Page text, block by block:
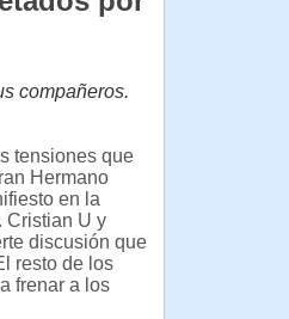
compañeros.
tensiones que
Hermano
en la
Cristian U y
discusión que
resto de los
frenar a los